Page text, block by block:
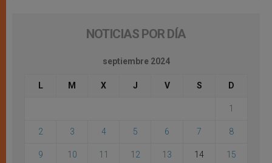
NOTICIAS POR DÍA
septiembre 2024
L M X J V S D
1
2 3 4 5 6 7 8
9 10 11 12 13 14 15